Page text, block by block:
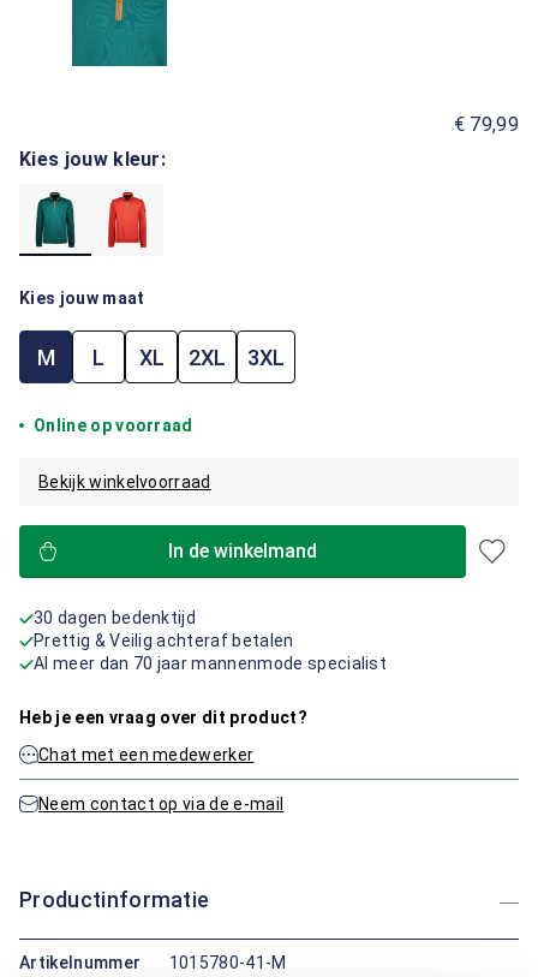
€ 79,99
Kies jouw kleur:
Kies jouw maat
M L XL 2XL 3XL
Online op voorraad
Bekijk winkelvoorraad
In de winkelmand
30 dagen bedenktijd
Prettig & Veilig achteraf betalen
Al meer dan 70 jaar mannenmode specialist
Heb je een vraag over dit product?
Chat met een medewerker
Neem contact op via de e-mail
Productinformatie
Artikelnummer
1015780-41-M